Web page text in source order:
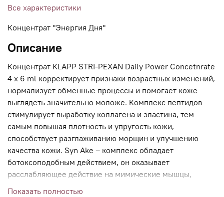
Все характеристики
Концентрат "Энергия Дня"
Описание
Концентрат KLAPP STRI-PEXAN Daily Power Concetnrate
4 x 6 ml корректирует признаки возрастных изменений,
нормализует обменные процессы и помогает коже
выглядеть значительно моложе. Комплекс пептидов
стимулирует выработку коллагена и эластина, тем
самым повышая плотность и упругость кожи,
способствует разглаживанию морщин и улучшению
качества кожи. Syn Ake – комплекс обладает
ботоксоподобным действием, он оказывает
расслабляющее действие на мимические мышцы,
помогая избежать появления новых морщин и
Показать полностью